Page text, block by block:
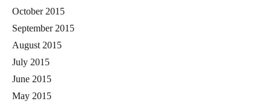
October 2015
September 2015
August 2015
July 2015
June 2015
May 2015